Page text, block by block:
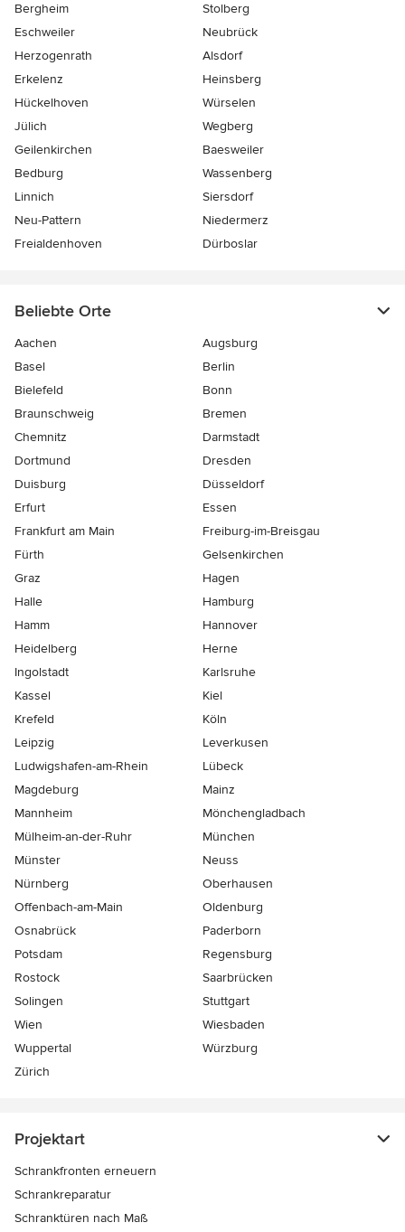
Bergheim
Stolberg
Eschweiler
Neubrück
Herzogenrath
Alsdorf
Erkelenz
Heinsberg
Hückelhoven
Würselen
Jülich
Wegberg
Geilenkirchen
Baesweiler
Bedburg
Wassenberg
Linnich
Siersdorf
Neu-Pattern
Niedermerz
Freialdenhoven
Dürboslar
Beliebte Orte
Aachen
Augsburg
Basel
Berlin
Bielefeld
Bonn
Braunschweig
Bremen
Chemnitz
Darmstadt
Dortmund
Dresden
Duisburg
Düsseldorf
Erfurt
Essen
Frankfurt am Main
Freiburg-im-Breisgau
Fürth
Gelsenkirchen
Graz
Hagen
Halle
Hamburg
Hamm
Hannover
Heidelberg
Herne
Ingolstadt
Karlsruhe
Kassel
Kiel
Krefeld
Köln
Leipzig
Leverkusen
Ludwigshafen-am-Rhein
Lübeck
Magdeburg
Mainz
Mannheim
Mönchen­gladbach
Mülheim-an-der-Ruhr
München
Münster
Neuss
Nürnberg
Oberhausen
Offenbach-am-Main
Oldenburg
Osnabrück
Paderborn
Potsdam
Regensburg
Rostock
Saarbrücken
Solingen
Stuttgart
Wien
Wiesbaden
Wuppertal
Würzburg
Zürich
Projektart
Schrankfronten erneuern
Schrankreparatur
Schranktüren nach Maß